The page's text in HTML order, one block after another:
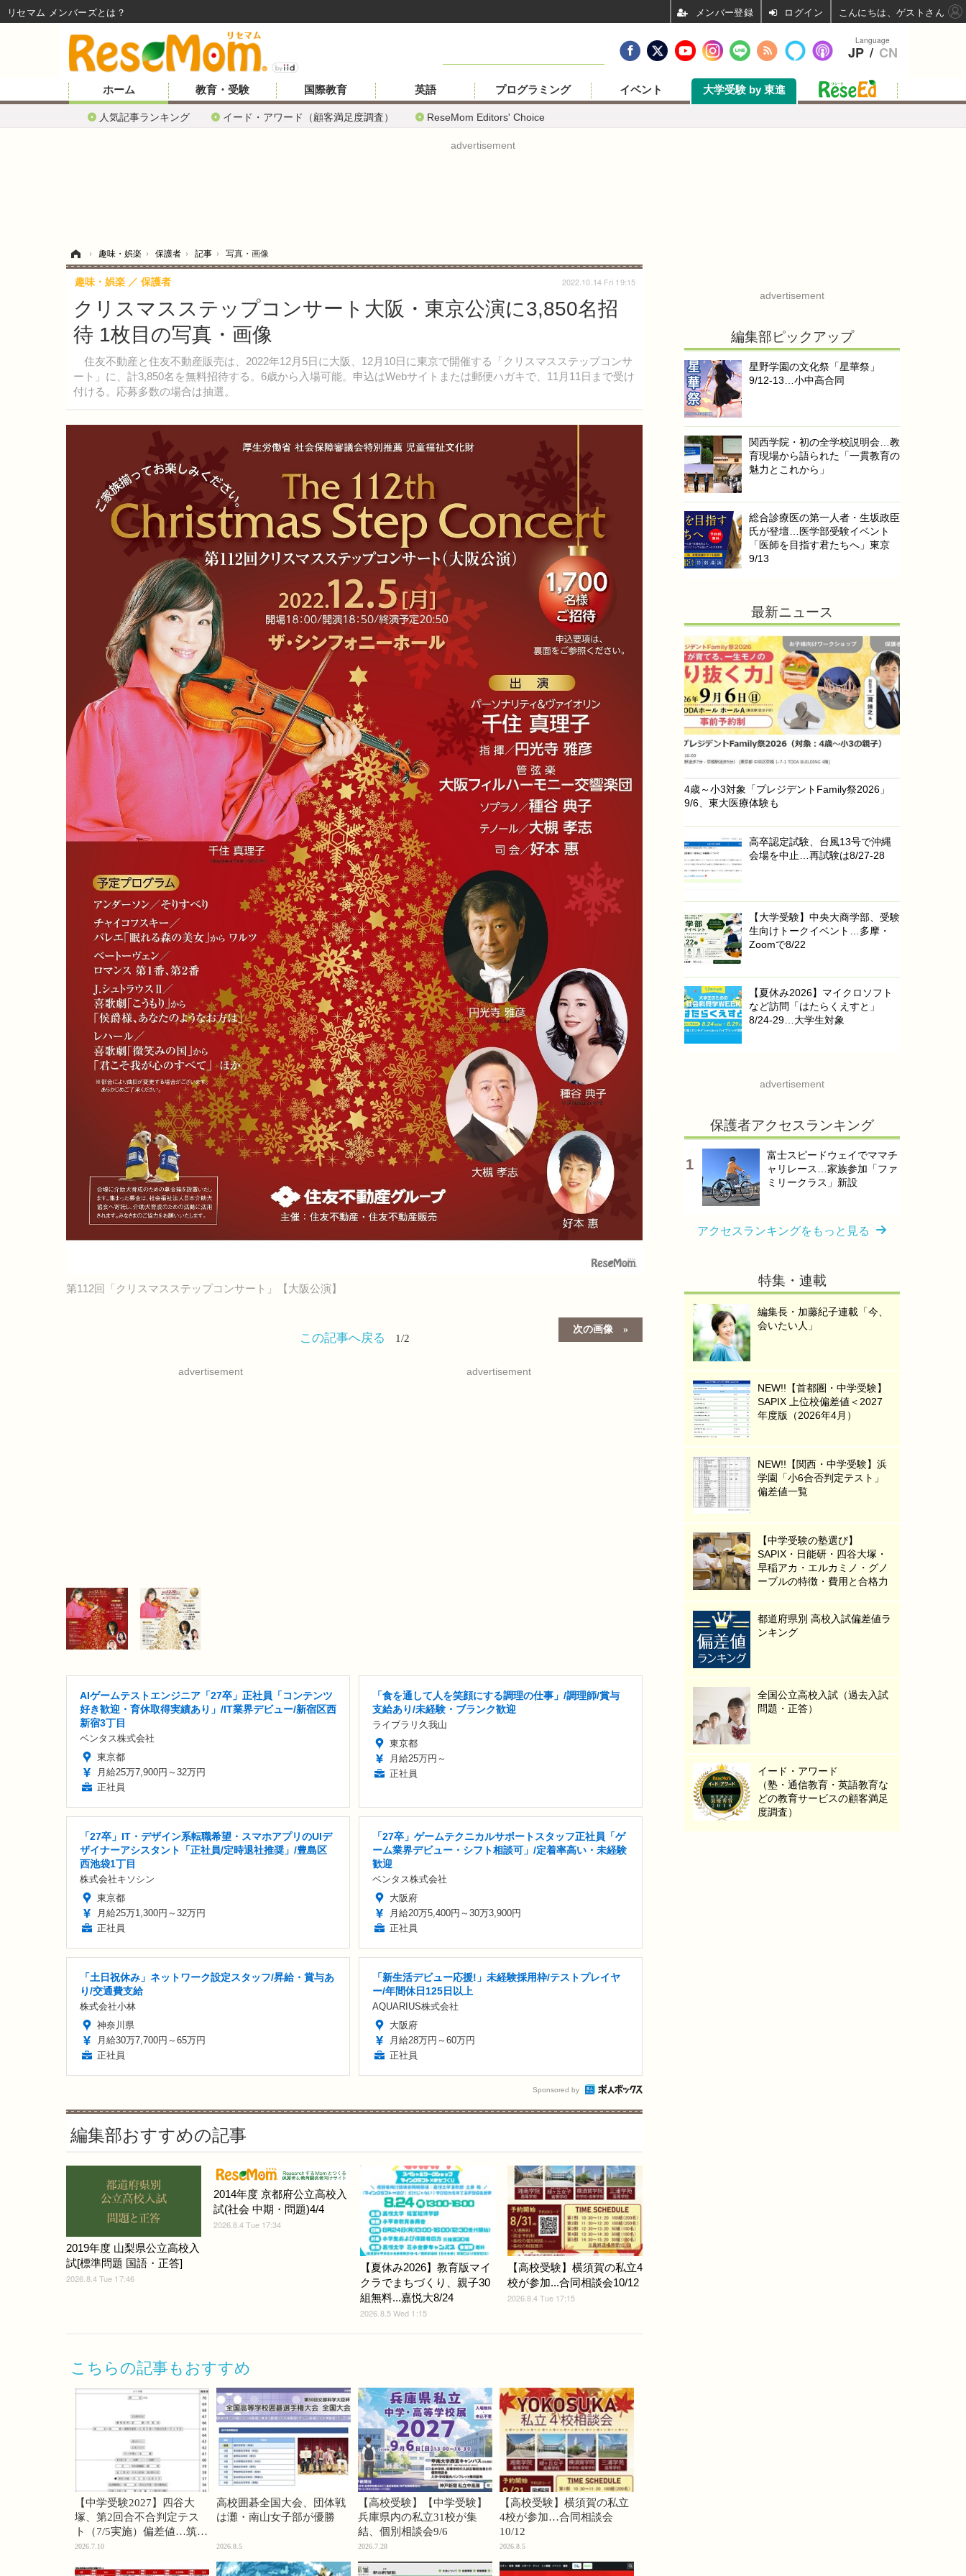
ホーム
人気記事ランキング イード・アワード（顧客満足度調査） ReseMom Editors' Choice
教育・受験 国際教育 英語 プログラミング イベント 大学受験 by 東進
advertisement
› 趣味・娯楽 › 保護者 › 記事 › 写真・画像
クリスマスステップコンサート大阪・東京公演に3,850名招
待 1枚目の写真・画像
住友不動産と住友不動産販売は、2022年12月5日に大阪、12月10日に東京で開催する「クリスマスステップコンサ
ート」に、計3,850名を無料招待する。6歳から入場可能。申込はWebサイトまたは郵便ハガキで、11月11日まで受け
付ける。応募多数の場合は抽選。
趣味・娯楽 保護者 2022.10.14 Fri 19:15
第112回「クリスマスステップコンサート」【大阪公演】
次の画像
この記事へ戻る 1/2
advertisement advertisement
AIゲームテストエンジニア「27卒」正社員「コンテンツ
好き歓迎・育休取得実績あり」/IT業界デビュー/新宿区西
新宿3丁目
ベンタス株式会社
東京都
月給25万7,900円～32万円
正社員
「食を通して人を笑顔にする調理の仕事」/調理師/賞与
支給あり/未経験・ブランク歓迎
ライブラリ久我山
東京都
月給25万円～
正社員
「27卒」IT・デザイン系転職希望・スマホアプリのUIデ
ザイナーアシスタント「正社員/定時退社推奨」/豊島区
西池袋1丁目
株式会社キソシン
東京都
月給25万1,300円～32万円
正社員
「27卒」ゲームテクニカルサポートスタッフ正社員「ゲ
ーム業界デビュー・シフト相談可」/定着率高い・未経験
歓迎
ベンタス株式会社
大阪府
月給20万5,400円～30万3,900円
正社員
「土日祝休み」ネットワーク設定スタッフ/昇給・賞与あ
り/交通費支給
株式会社小林
神奈川県
月給30万7,700円～65万円
正社員
「新生活デビュー応援!」未経験採用枠/テストプレイヤ
ー/年間休日125日以上
AQUARIUS株式会社
大阪府
月給28万円～60万円
正社員
Sponsored by
編集部おすすめの記事
2019年度 山梨県公立高校入
試[標準問題 国語・正答]
2026.8.4 Tue 17:46
2014年度 京都府公立高校入
試(社会 中期・問題)4/4
2026.8.4 Tue 17:34
【夏休み2026】教育版マイ
クラでまちづくり、親子30
組無料...嘉悦大8/24
2026.8.5 Wed 1:15
【高校受験】横須賀の私立4
校が参加...合同相談会10/12
2026.8.4 Tue 17:15
こちらの記事もおすすめ
【中学受験2027】四谷大
塚、第2回合不合判定テス
ト（7/5実施）偏差値…筑駒
74・桜蔭70＜PR＞
2026.7.10
高校囲碁全国大会、団体戦
は灘・南山女子部が優勝
2026.8.5
【高校受験】【中学受験】
兵庫県内の私立31校が集
結、個別相談会9/6
2026.7.28
【高校受験】横須賀の私立
4校が参加…合同相談会
10/12
2026.8.5
advertisement
編集部ピックアップ
星野学園の文化祭「星華祭」
9/12-13…小中高合同
関西学院・初の全学校説明会…教
育現場から語られた「一貫教育の
魅力とこれから」
総合診療医の第一人者・生坂政臣
氏が登壇…医学部受験イベント
「医師を目指す君たちへ」東京
9/13
最新ニュース
4歳～小3対象「プレジデントFamily祭2026」
9/6、東大医療体験も
高卒認定試験、台風13号で沖縄
会場を中止…再試験は8/27-28
【大学受験】中央大商学部、受験
生向けトークイベント…多摩・
Zoomで8/22
【夏休み2026】マイクロソフト
など訪問「はたらくえすと」
8/24-29…大学生対象
advertisement
保護者アクセスランキング
富士スピードウェイでママチ
ャリレース…家族参加「ファ
ミリークラス」新設
アクセスランキングをもっと見る
特集・連載
編集長・加藤紀子連載「今、
会いたい人」
NEW!!【首都圏・中学受験】
SAPIX 上位校偏差値＜2027
年度版（2026年4月）
NEW!!【関西・中学受験】浜
学園「小6合否判定テスト」
偏差値一覧
【中学受験の塾選び】
SAPIX・日能研・四谷大塚・
早稲アカ・エルカミノ・グノ
ーブルの特徴・費用と合格力
都道府県別 高校入試偏差値ラ
ンキング
全国公立高校入試（過去入試
問題・正答）
イード・アワード
（塾・通信教育・英語教育な
どの教育サービスの顧客満足
度調査）
Language
JP / CN
リセマム メンバーズ ログイン こんにちは、ゲストさん